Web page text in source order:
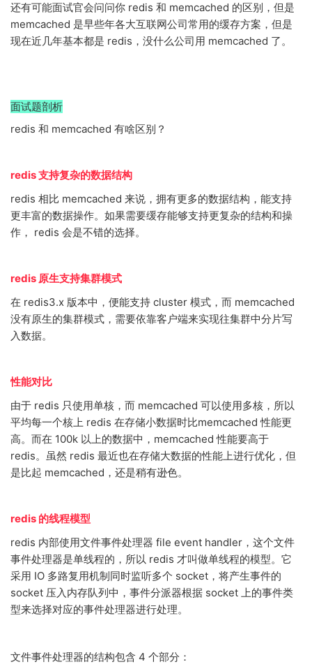
还有可能面试官会问问你 redis 和 memcached 的区别，但是
memcached 是早些年各大互联网公司常用的缓存方案，但是
现在近几年基本都是 redis，没什么公司用 memcached 了。
面试题剖析
redis 和 memcached 有啥区别？
redis 支持复杂的数据结构
redis 相比 memcached 来说，拥有更多的数据结构，能支持
更丰富的数据操作。如果需要缓存能够支持更复杂的结构和操
作， redis 会是不错的选择。
redis 原生支持集群模式
在 redis3.x 版本中，便能支持 cluster 模式，而 memcached
没有原生的集群模式，需要依靠客户端来实现往集群中分片写
入数据。
性能对比
由于 redis 只使用单核，而 memcached 可以使用多核，所以
平均每一个核上 redis 在存储小数据时比memcached 性能更
高。而在 100k 以上的数据中，memcached 性能要高于
redis。虽然 redis 最近也在存储大数据的性能上进行优化，但
是比起 memcached，还是稍有逊色。
redis 的线程模型
redis 内部使用文件事件处理器 file event handler，这个文件
事件处理器是单线程的，所以 redis 才叫做单线程的模型。它
采用 IO 多路复用机制同时监听多个 socket，将产生事件的
socket 压入内存队列中，事件分派器根据 socket 上的事件类
型来选择对应的事件处理器进行处理。
文件事件处理器的结构包含 4 个部分：